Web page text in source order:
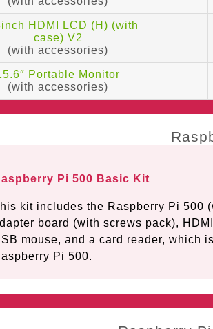
HDMI LCD (H) (with
case) V2
(with accessories)
Portable Monitor
(with accessories)
Pi 500 Basic Kit
kit includes the Raspberry Pi 500
board (with screws pack),
mouse, and a card reader, which
Pi 500.